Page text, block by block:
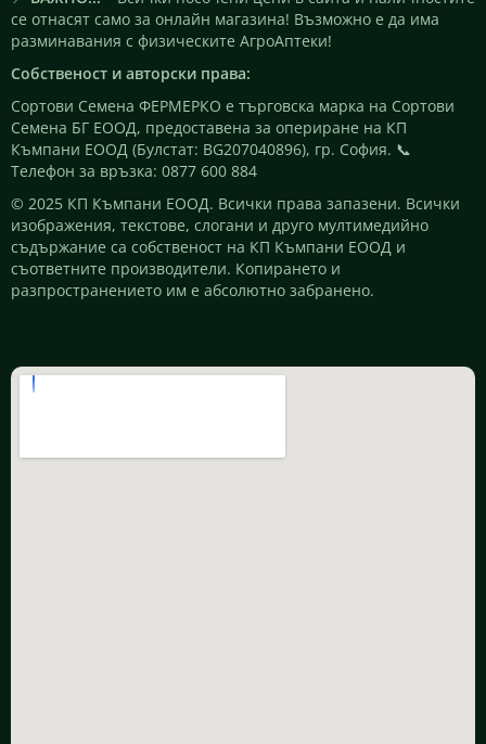
се отнасят само за онлайн магазина! Възможно е да има
разминавания с физическите АгроАптеки!
Собственост и авторски права:
Сортови Семена ФЕРМЕРКО е търговска марка на Сортови
Семена БГ ЕООД, предоставена за опериране на КП
Къмпани ЕООД (Булстат: BG207040896), гр. София. 📞
Телефон за връзка: 0877 600 884
© 2025 КП Къмпани ЕООД. Всички права запазени. Всички
изображения, текстове, слогани и друго мултимедийно
съдържание са собственост на КП Къмпани ЕООД и
съответните производители. Копирането и
разпространението им е абсолютно забранено.